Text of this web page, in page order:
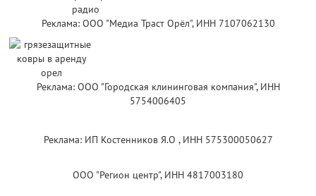
Реклама: ООО "Медиа Траст Орёл", ИНН 7107062130
Реклама: ООО "Городская клининговая компания", ИНН
5754006405
Реклама: ИП Костенников Я.О , ИНН 575300050627
ООО "Регион центр", ИНН 4817003180